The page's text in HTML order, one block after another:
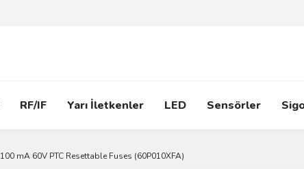
RF/IF Yarı İletkenler LED Sensörler
100 mA 60V PTC Resettable Fuses (60P010XFA)